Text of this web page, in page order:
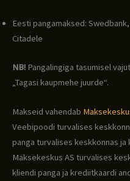
Eesti pangamaksed:
Citadele
NB! Pangalingiga tasumisel
„Tagasi kaupmehe juurde“.
Makseid vahendab
Veebipoodi turvalises
panga turvalises keskkonnas
Maksekeskus AS turvalises
kliendi panga ja krediitkaardi